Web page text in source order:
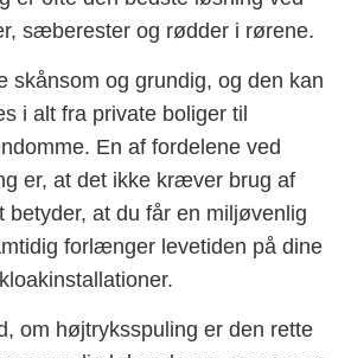
sæberester og rødder i rørene.
skånsom og grundig, og den kan
i alt fra private boliger til
En af fordelene ved
er, at det ikke kræver brug af
betyder, at du får en miljøvenlig
forlænger levetiden på dine
kloakinstallationer.
om højtryksspuling er den rette